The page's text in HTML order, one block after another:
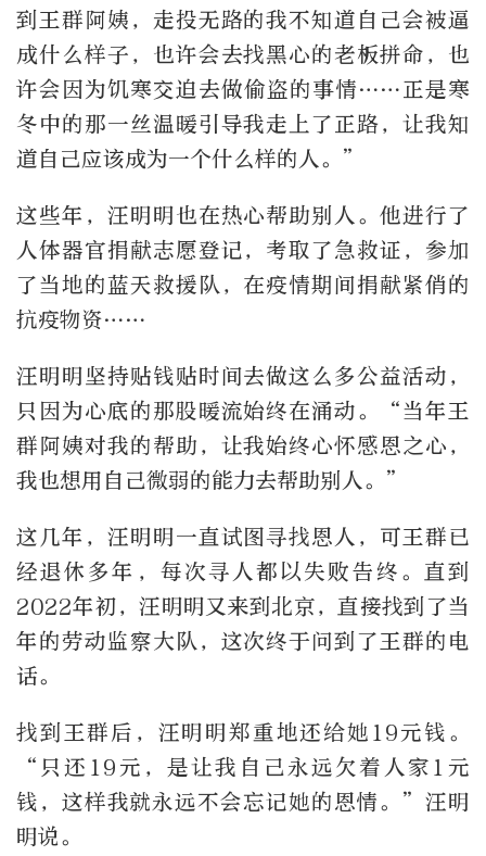
到王群阿姨，走投无路的我不知道自己会被逼
成什么样子，也许会去找黑心的老板拼命，也
许会因为饥寒交迫去做偷盗的事情……正是寒
冬中的那一丝温暖引导我走上了正路，让我知
道自己应该成为一个什么样的人。”
这些年，汪明明也在热心帮助别人。他进行了
人体器官捐献志愿登记，考取了急救证，参加
了当地的蓝天救援队，在疫情期间捐献紧俏的
抗疫物资……
汪明明坚持贴钱贴时间去做这么多公益活动，
只因为心底的那股暖流始终在涌动。“当年王
群阿姨对我的帮助，让我始终心怀感恩之心，
我也想用自己微弱的能力去帮助别人。”
这几年，汪明明一直试图寻找恩人，可王群已
经退休多年，每次寻人都以失败告终。直到
2022年初，汪明明又来到北京，直接找到了当
年的劳动监察大队，这次终于问到了王群的电
话。
找到王群后，汪明明郑重地还给她19元钱。
“只还19元，是让我自己永远欠着人家1元
钱，这样我就永远不会忘记她的恩情。”汪明
明说。